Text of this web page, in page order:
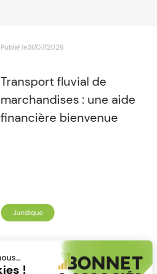
Publié le31/07/2026
Transport fluvial de
marchandises : une aide
financière bienvenue
Juridique